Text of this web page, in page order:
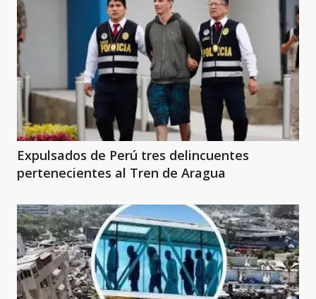
Expulsados de Perú tres delincuentes
pertenecientes al Tren de Aragua